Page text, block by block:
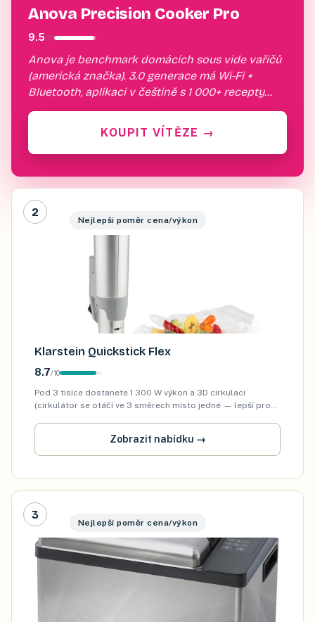
Anova Precision Cooker Pro
9.5/10
Anova je benchmark domácích sous vide vařičů
(americká značka). 3.0 generace má Wi-Fi +
Bluetooth, aplikaci v češtině s 1 000+ recepty
(časy a teploty pro každý kus masa), ±0,1 °C
KOUPIT VÍTĚZE →
2
Nejlepší poměr cena/výkon
Klarstein Quickstick Flex
8.7/10
Pod 3 tisíce dostanete 1 300 W výkon a 3D cirkulaci
(cirkulátor se otáčí ve 3 směrech místo jedné — lepší pro
co chtějí vyzkoušet sous vide …
Zobrazit nabídku →
3
Nejlepší poměr cena/výkon